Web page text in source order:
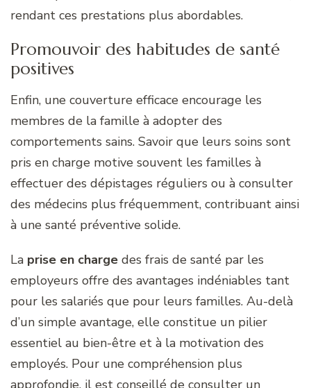
rendant ces prestations plus abordables.
Promouvoir des habitudes de santé
positives
Enfin, une couverture efficace encourage les
membres de la famille à adopter des
comportements sains. Savoir que leurs soins sont
pris en charge motive souvent les familles à
effectuer des dépistages réguliers ou à consulter
des médecins plus fréquemment, contribuant ainsi
à une santé préventive solide.
La prise en charge des frais de santé par les
employeurs offre des avantages indéniables tant
pour les salariés que pour leurs familles. Au-delà
d’un simple avantage, elle constitue un pilier
essentiel au bien-être et à la motivation des
employés. Pour une compréhension plus
approfondie, il est conseillé de consulter un